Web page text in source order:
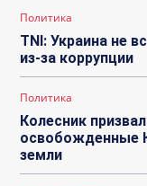
Политика
TNI: Украина не
из-за коррупции
Политика
Колесник
освобожденные
земли